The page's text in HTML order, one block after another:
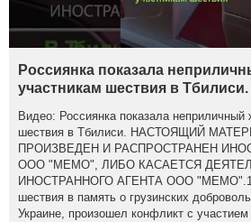
Россиянка показала
участникам шествия в Тбилиси.
Видео: Россиянка показала неприличный
шествия в Тбилиси. НАСТОЯЩИЙ
ПРОИЗВЕДЕН И РАСПРОСТРАНЕН
ООО "МЕМО", ЛИБО КАСАЕТСЯ
ИНОСТРАННОГО АГЕНТА ООО
шествия в память о грузинских
Украине, произошел конфликт с участием